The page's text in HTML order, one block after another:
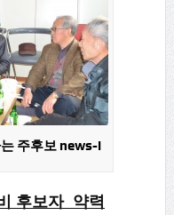
주후보 news-i
후보자 약력